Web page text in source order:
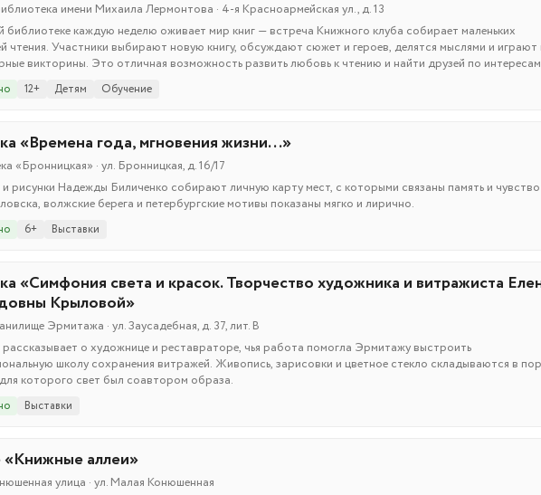
имени Михаила Лермонтова · 4-я Красноармейская ул., д. 13
библиотеке каждую неделю оживает мир книг — встреча Книжного клуба собирает маленьких
чтения. Участники выбирают новую книгу, обсуждают сюжет и героев, делятся мыслями и играют
викторины. Это отличная возможность развить любовь к чтению и найти друзей по
12+ Детям Обучение
«Времена года, мгновения жизни...»
«Бронницкая» · ул. Бронницкая, д. 16/17
рисунки Надежды Биличенко собирают личную карту мест, с которыми связаны память и
волжские берега и петербургские мотивы показаны мягко и лирично.
6+ Выставки
«Симфония света и красок. Творчество художника и витражиста
Крыловой»
Эрмитажа · ул. Заусадебная, д. 37, лит. В
о художнице и реставраторе, чья работа помогла Эрмитажу выстроить
школу сохранения витражей. Живопись, зарисовки и цветное стекло складываются в
которого свет был соавтором образа.
Выставки
«Книжные аллеи»
улица · ул. Малая Конюшенная